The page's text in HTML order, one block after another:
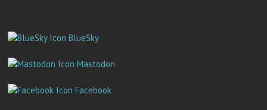
BlueSky
Mastodon
Facebook